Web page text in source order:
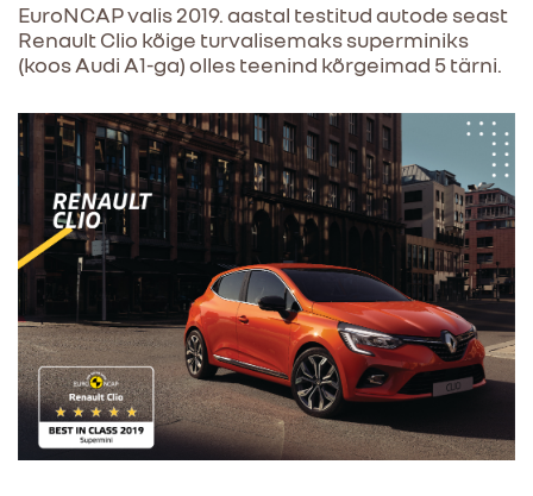
EuroNCAP valis 2019. aastal testitud autode seast
Renault Clio kõige turvalisemaks superminiks
(koos Audi A1-ga) olles teenind kõrgeimad 5 tärni.